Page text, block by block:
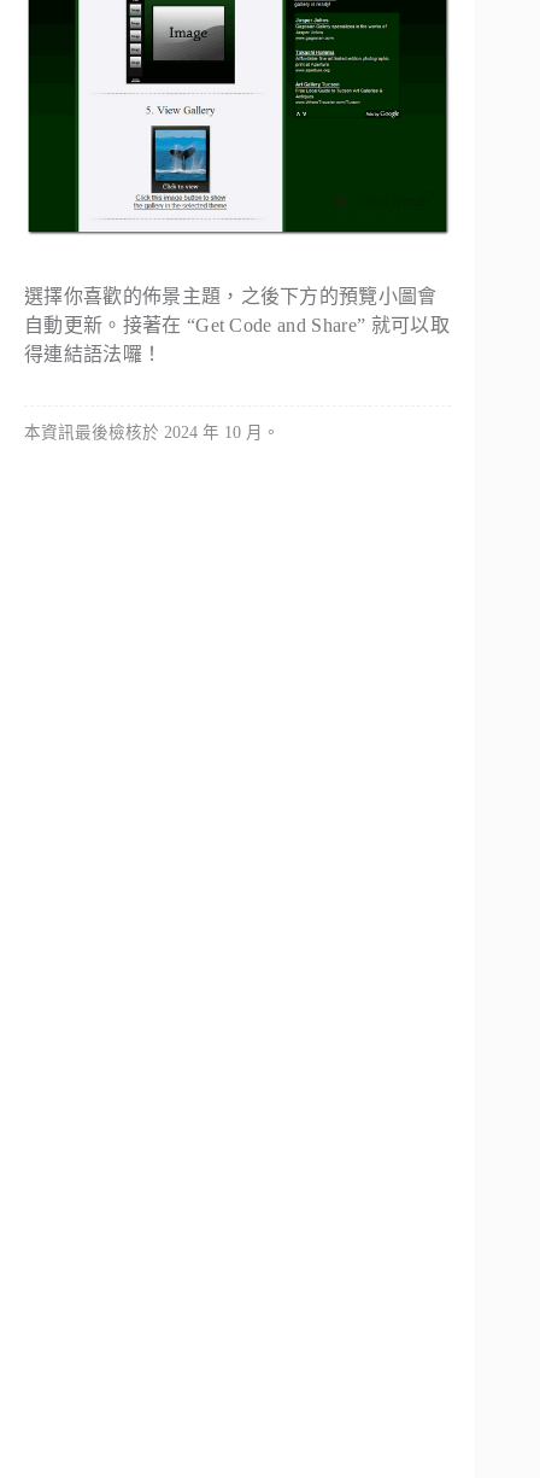
選擇你喜歡的佈景主題，之後下方的預覽小圖會
自動更新。接著在 “Get Code and Share” 就可以取
得連結語法囉！
本資訊最後檢核於 2024 年 10 月。